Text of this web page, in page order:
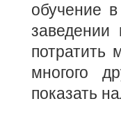
обучение
заведении
потратить
многого
показать